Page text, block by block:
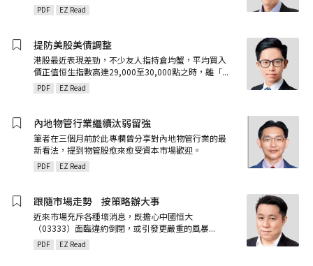
PDF EZ Read
提防美股美債調整
港股最近表現差勁，不少友人指持倉均蟹，平均買入
價正值恒生指數高達29,000至30,000點之時，離「...
PDF EZ Read
內地物管行業繼續汰弱留強
筆者在三個月前於此專欄曾分享對內地物管行業的最
新看法，提到物管股愈來愈受資本市場歡迎。
PDF EZ Read
跟隨市場走勢ﾠ按策略辦大事
近來市場充斥各種壞消息，既擔心中國恒大
（03333）面臨違約倒閉，或引發更嚴重的風暴...
PDF EZ Read